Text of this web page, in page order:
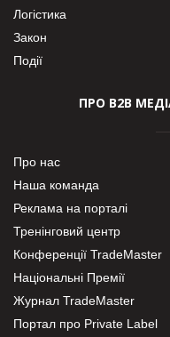
Логістика
Закон
Події
ПРО В2В
Про нас
Наша команда
Реклама на порталі
Тренінговий центр
Конференції TradeMaster
Національні Премії
Журнал TradeMaster
Портал про Private Label